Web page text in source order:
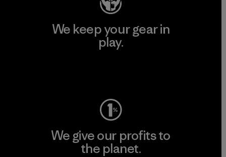
We keep your gear in
play.
We give our profits to
the planet.